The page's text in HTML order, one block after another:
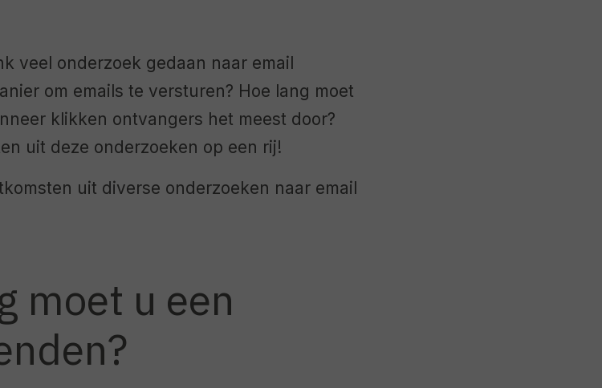
veel onderzoek gedaan naar email
om emails te versturen? Hoe lang moet
klikken ontvangers het meest door?
uit deze onderzoeken op een rij!
uit diverse onderzoeken naar email
moet u een